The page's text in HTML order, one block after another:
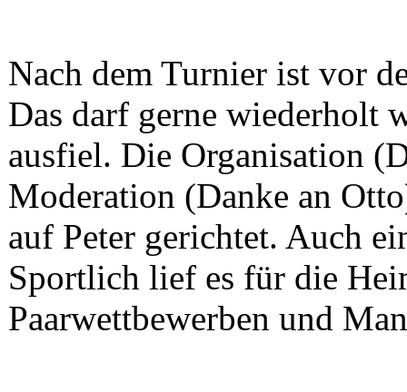
Nach dem Turnier ist vor
Das darf gerne wiederholt
ausfiel. Die Organisation
Moderation (Danke an
auf Peter gerichtet. Auch
Sportlich lief es für die
Paarwettbewerben und